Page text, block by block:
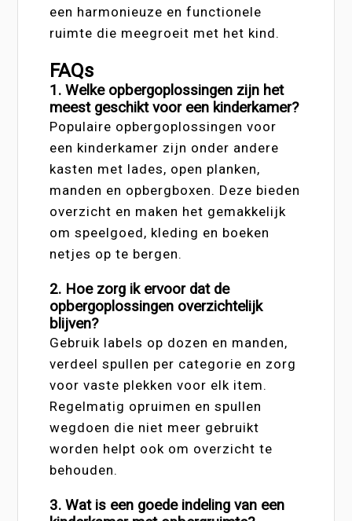
een harmonieuze en functionele
ruimte die meegroeit met het kind.
FAQs
1. Welke opbergoplossingen zijn het
meest geschikt voor een kinderkamer?
Populaire opbergoplossingen voor
een kinderkamer zijn onder andere
kasten met lades, open planken,
manden en opbergboxen. Deze bieden
overzicht en maken het gemakkelijk
om speelgoed, kleding en boeken
netjes op te bergen.
2. Hoe zorg ik ervoor dat de
opbergoplossingen overzichtelijk
blijven?
Gebruik labels op dozen en manden,
verdeel spullen per categorie en zorg
voor vaste plekken voor elk item.
Regelmatig opruimen en spullen
wegdoen die niet meer gebruikt
worden helpt ook om overzicht te
behouden.
3. Wat is een goede indeling van een